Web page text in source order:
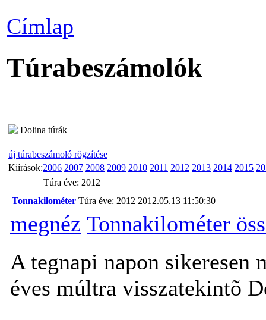
Címlap
Túrabeszámolók
Dolina túrák
új túrabeszámoló rögzítése
Kiírások:2006 2007 2008 2009 2010 2011 2012 2013 2014 2015
Túra éve: 2012
Tonnakilométer Túra éve: 2012 2012.05.13 11:50:30
megnéz Tonnakilométer
A tegnapi napon sikeresen
éves múltra visszatekintõ